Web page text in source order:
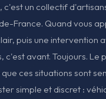
c'est un collectif
France. Quand vous
puis une intervention
c'est avant. Toujours. Le
ces situations sont
simple et discret :